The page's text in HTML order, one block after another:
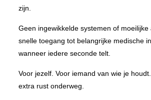
zijn.
Geen ingewikkelde systemen of moeilijke
snelle toegang tot belangrijke medische
wanneer iedere seconde telt.
Voor jezelf. Voor iemand van wie je
extra rust onderweg.